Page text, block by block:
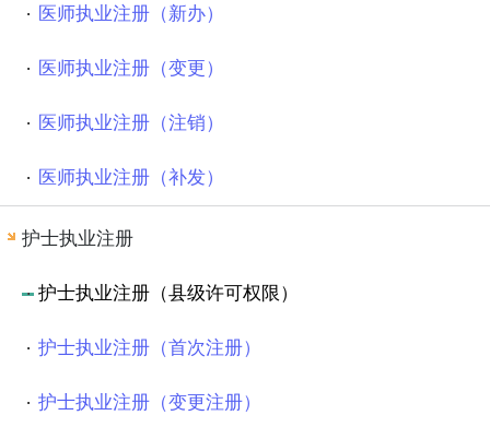
医师执业注册（新办）
医师执业注册（变更）
医师执业注册（注销）
医师执业注册（补发）
护士执业注册
护士执业注册（县级许可权限）
护士执业注册（首次注册）
护士执业注册（变更注册）